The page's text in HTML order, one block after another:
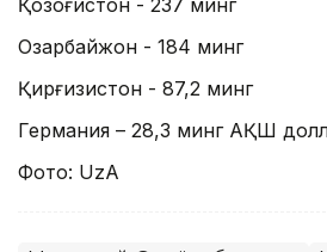
Озарбайжон - 184 минг
Қирғизистон - 87,2 минг
Германия – 28,3 минг АҚШ
Фото: UzA